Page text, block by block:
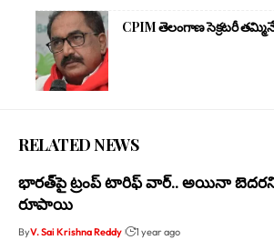
CPIM తెలంగాణ సెక్రటరీ
RELATED NEWS
భార‌త్‌పై ట్రంప్ టారిఫ్ వార్‌.. అయినా
రూపాయి
ByV. Sai Krishna Reddy 1 year ago